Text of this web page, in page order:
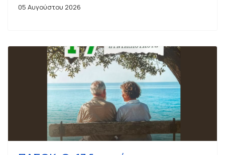
05 Αυγούστου 2026